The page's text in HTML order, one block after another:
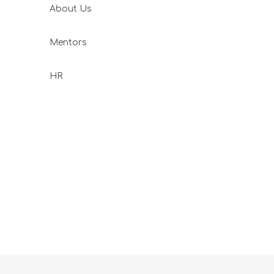
About Us
Mentors
HR